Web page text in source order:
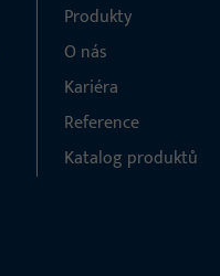
Produkty
O nás
Kariéra
Reference
Katalog produktů